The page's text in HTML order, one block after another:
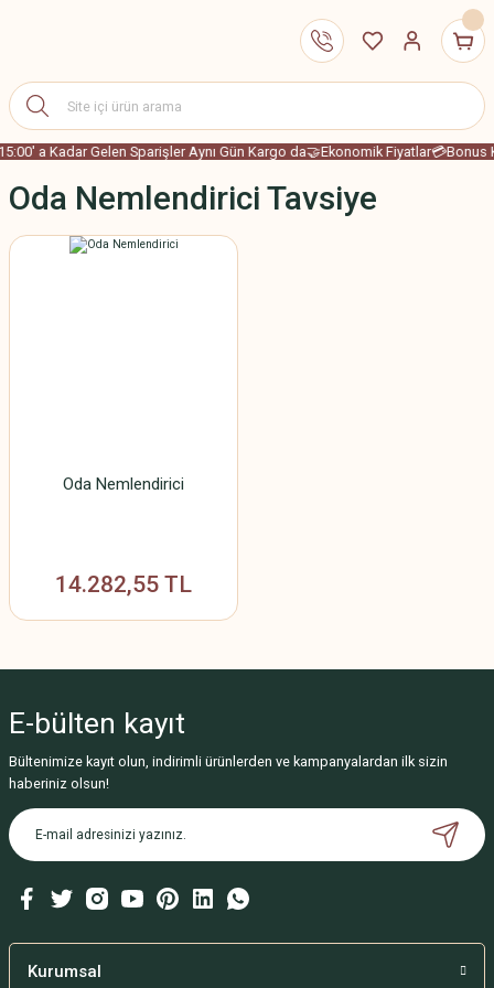
a Kadar Gelen Sparişler Aynı Gün Kargo da🤝Ekonomik Fiyatlar💳Bonus
Oda Nemlendirici Tavsiye
Oda Nemlendirici
14.282,55 TL
E-bülten kayıt
Bültenimize kayıt olun, indirimli ürünlerden ve kampanyalardan ilk sizin
haberiniz olsun!
Kurumsal